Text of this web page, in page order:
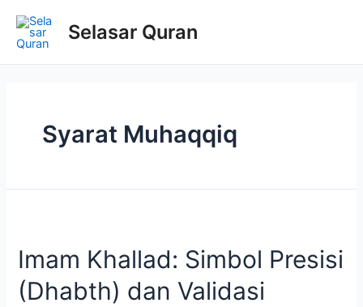
Selasar Quran
Syarat Muhaqqiq
Imam Khallad: Simbol Presisi
(Dhabth) dan Validasi